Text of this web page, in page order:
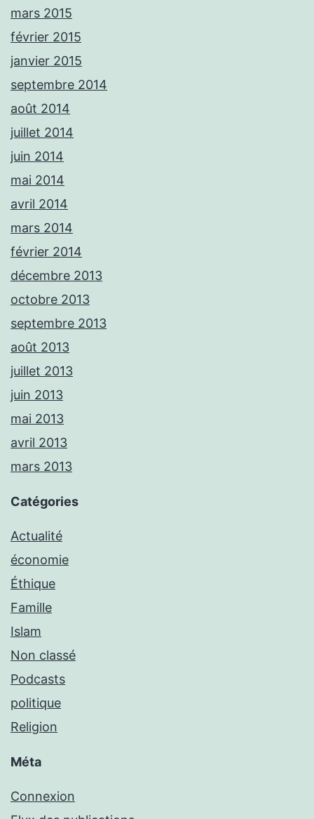
mars 2015
février 2015
janvier 2015
septembre 2014
août 2014
juillet 2014
juin 2014
mai 2014
avril 2014
mars 2014
février 2014
décembre 2013
octobre 2013
septembre 2013
août 2013
juillet 2013
juin 2013
mai 2013
avril 2013
mars 2013
Catégories
Actualité
économie
Éthique
Famille
Islam
Non classé
Podcasts
politique
Religion
Méta
Connexion